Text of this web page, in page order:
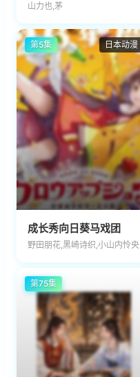
山力也,茅
日本动漫
第5集
成长秀向日葵马戏团
野田朋花,黑崎诗织,小山内怜央
第75集